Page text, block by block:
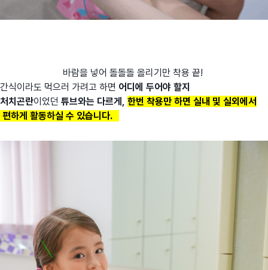
바람을 넣어 돌돌돌 올리기만 착용 끝!
간식이라도 먹으러 가려고 하면 어디에 두어야 할지
처치곤란이었던 튜브와는 다르게,
한번 착용만 하면 실내 및 실외에서
편하게 활동하실 수 있습니다.